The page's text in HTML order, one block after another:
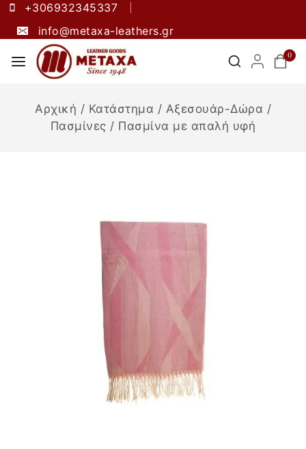
+306932345337
info@metaxa-leathers.gr
0
Αρχική / Κατάστημα / Αξεσουάρ-Δώρα /
Πασμίνες / Πασμίνα με απαλή υφή